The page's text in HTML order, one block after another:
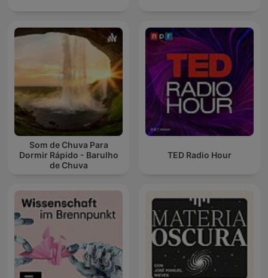
Som de Chuva Para
Dormir Rápido - Barulho
de Chuva
TED Radio Hour